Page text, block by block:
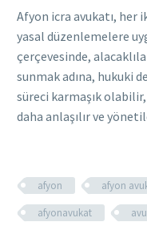
Afyon icra avukatı, her
yasal düzenlemelere
çerçevesinde,
sunmak adına, hukuki
süreci karmaşık
daha anlaşılır ve
afyon afyon
afyonavukat